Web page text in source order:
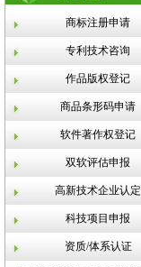
商标注册申请
专利技术咨询
作品版权登记
商品条形码申请
软件著作权登记
双软评估申报
高新技术企业认定
科技项目申报
资质/体系认证